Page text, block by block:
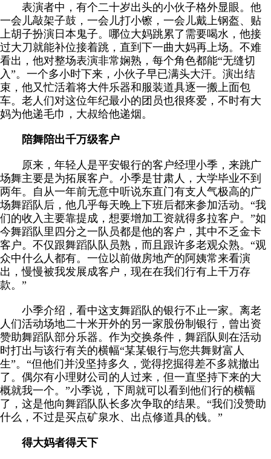
表演者中，有个二十岁出头的小伙子格外显眼。他
一会儿敲架子鼓，一会儿打小镲，一会儿戴上钢盔、贴
上胡子扮演日本鬼子。哪位大妈跳累了需要喝水，他接
过大刀就能补位接着跳，直到下一曲大妈再上场。不难
看出，他对整场表演非常娴熟，每个角色都能“无缝切
入”。一个多小时下来，小伙子早已满头大汗。演出结
束，他又忙活着将大件乐器和服装道具逐一搬上面包
车。老人们对这位年纪最小的团员也很疼爱，不时有大
妈为他递毛巾，大叔给他递烟。
陪舞陪出千万级客户
原来，年轻人是平安银行的客户经理小季，来跳广
场舞主要是为拓展客户。小季是甘肃人，大学毕业不到
两年。自从一年前无意中听说东直门有支人气极高的广
场舞蹈队后，他几乎每天晚上下班后都来参加活动。“我
们的收入主要靠提成，想要增加工资就得多拉客户。”如
今舞蹈队里四分之一队员都是他的客户，其中不乏金卡
客户。不仅跟舞蹈队队员熟，而且跟许多老观众熟。“观
众中什么人都有。一位以前做房地产的阿姨常来看演
出，慢慢被我发展成客户，现在在我们行有上千万存
款。”
小季介绍，看中这支舞蹈队的银行不止一家。离老
人们活动场地二十米开外的另一家股份制银行，曾出资
赞助舞蹈队部分乐器。作为交换条件，舞蹈队则在活动
时打出与该行有关的横幅“某某银行与您共舞财富人
生”。“但他们并没坚持多久，觉得挖掘得差不多就撤出
了。偶尔有小理财公司的人过来，但一直坚持下来的大
概就我一个。”小季说，下周就可以看到他们行的横幅
了，这是他向舞蹈队队长多次争取的结果。“我们没赞助
什么，不过是买点矿泉水、出点修道具的钱。”
得大妈者得天下